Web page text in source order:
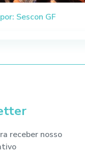
Sescon GF
receber nosso